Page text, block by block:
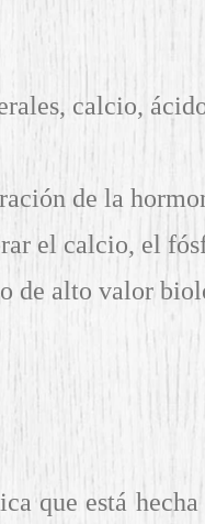
calcio,
de la
el calcio, el
de alto valor
que está